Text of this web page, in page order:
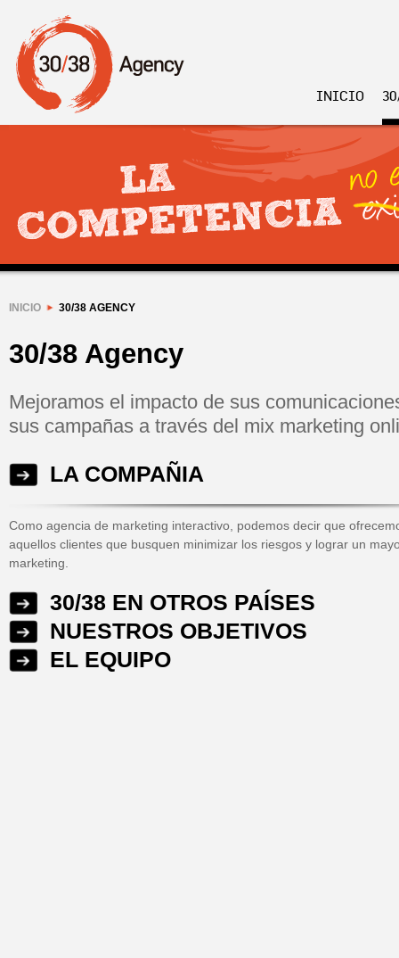
INICIO
INICIO 30/38 AGENCY
30/38 Agency
Mejoramos el impacto de sus
sus campañas a través del mix marketing
LA COMPAÑIA
Como agencia de marketing interactivo, podemos decir que
aquellos clientes que busquen minimizar los riesgos y lograr un
marketing.
30/38 EN OTROS PAÍSES
NUESTROS OBJETIVOS
EL EQUIPO